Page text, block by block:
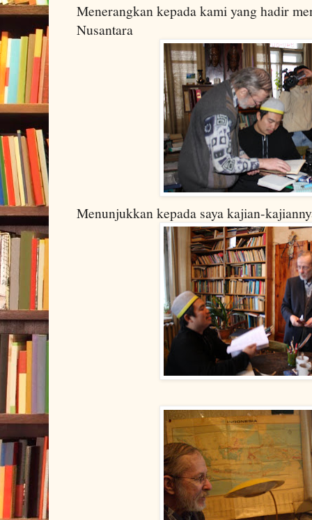
Menerangkan kepada kami yang hadir
Nusantara
Menunjukkan kepada saya kajian-